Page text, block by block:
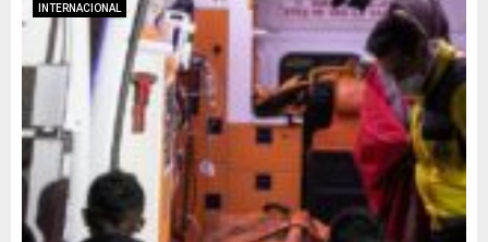
INTERNACIONAL